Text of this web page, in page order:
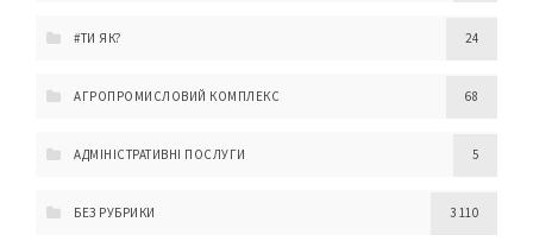
#ТИ ЯК? 24
АГРОПРОМИСЛОВИЙ КОМПЛЕКС 68
АДМІНІСТРАТИВНІ ПОСЛУГИ 5
БЕЗ РУБРИКИ 3 110